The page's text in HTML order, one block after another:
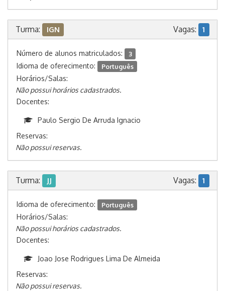
Turma: IGN Vagas: 1
Número de alunos matriculados: 3
Idioma de oferecimento: Português
Horários/Salas:
Não possui horários cadastrados.
Docentes:
Paulo Sergio De Arruda Ignacio
Reservas:
Não possui reservas.
Turma: JJ Vagas: 1
Idioma de oferecimento: Português
Horários/Salas:
Não possui horários cadastrados.
Docentes:
Joao Jose Rodrigues Lima De Almeida
Reservas:
Não possui reservas.